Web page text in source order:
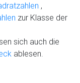
,
zur Klasse der
sich auch die
ablesen.